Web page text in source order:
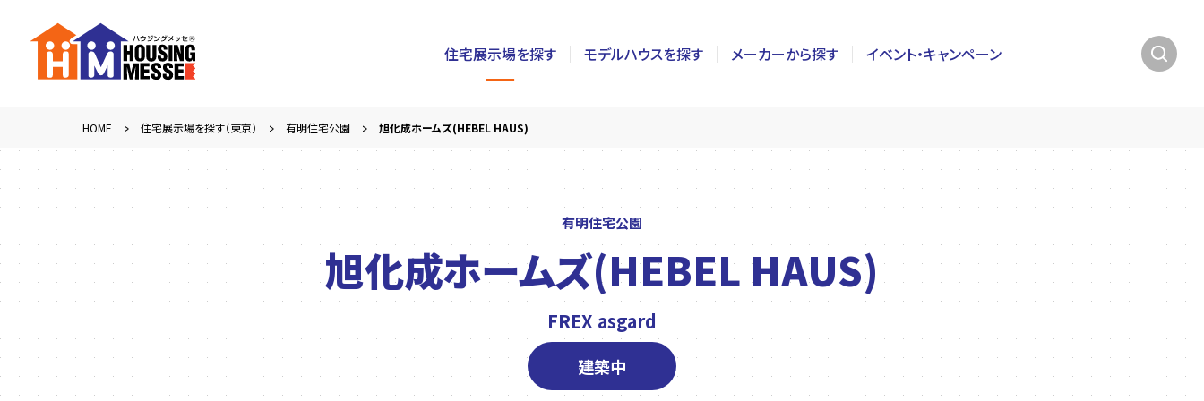
住宅展示場を探す
東京
神奈川
埼玉
栃木
群馬
山梨
静岡
富山
モデルハウスを探す メーカーから探す イベント・キャンペーン
HOME 住宅展示場を探す（東京） 有明住宅公園 旭化成ホームズ(HEBEL HAUS)
有明住宅公園
旭化成ホームズ(HEBEL HAUS)
FREX asgard
建築中